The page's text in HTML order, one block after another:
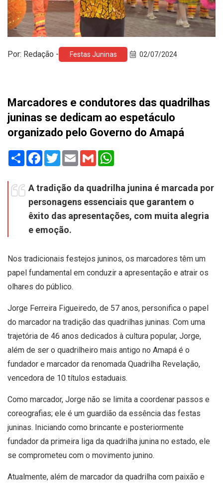
Por: Redação - Festas Juninas 02/07/2024
Marcadores e condutores das quadrilhas
juninas se dedicam ao espetáculo
organizado pelo Governo do Amapá
Share Facebook
TwitterEmail Gmail
A tradição da quadrilha junina é marcada por
personagens essenciais que garantem o
êxito das apresentações, com muita alegria
e emoção.
Nos tradicionais festejos juninos, os marcadores têm um
papel fundamental em conduzir a apresentação e atrair os
olhares do público.
Jorge Ferreira Figueiredo, de 57 anos, personifica o papel
do marcador na tradição das quadrilhas juninas. Com uma
trajetória de 46 anos dedicados à cultura popular, Jorge,
além de ser o quadrilheiro mais antigo no Amapá é o
fundador e marcador da renomada Quadrilha Revelação,
vencedora de 10 títulos estaduais.
Como marcador, Jorge não se limita a coordenar passos e
coreografias; ele é um guardião da essência das festas
juninas. Iniciando como brincante e posteriormente
fundador da primeira liga da quadrilha junina no estado, ele
se comprometeu com o movimento junino.
Atualmente, além de marcador da quadrilha com paixão e